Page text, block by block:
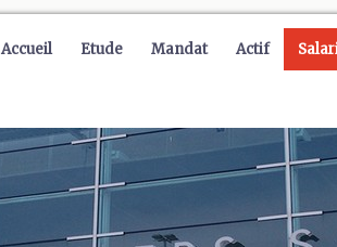
Accueil Etude Mandat Actif